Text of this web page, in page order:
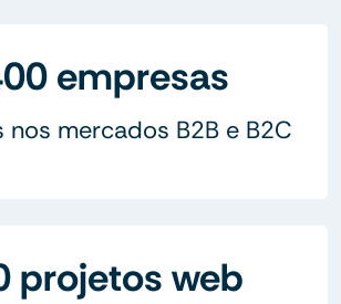
empresas
nos mercados B2B e B2C
projetos web